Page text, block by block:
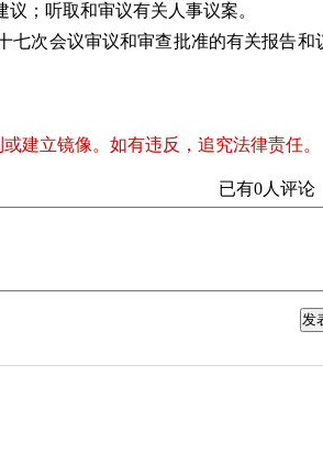
；听取和审议有关人事议案。
次会议审议和审查批准的有关报告和
建立镜像。如有违反，追究法律责任。
已有0人评论